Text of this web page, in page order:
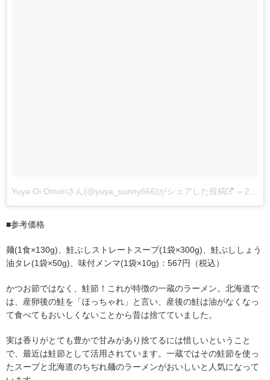
Yuya Oi Omoriさん(@yuya_sunny666)がシェアした投稿 – 2016 7月 29 3:35午後 PDT
■参考価格
麺(1食×130g)、鮭ぶしストレートスープ(1袋×300g)、鮭ぶししょう
油タレ(1袋×50g)、味付メンマ(1袋×10g)：567円（税込）
かつお節ではなく、鮭節！これが特徴の一蔵のラーメン。北海道で
は、産卵後の鮭を「ほっちゃれ」と言い、産後の鮭は油がなくなっ
て食べてもおいしくないことから昔は捨てていました。
実は香りがとても豊かで甘みがあり捨てるには惜しいということ
で、最近は鮭節として活用されています。一蔵ではその鮭節を使っ
たスープと北海道のちぢれ麺のラーメンがおいしいと人気になって